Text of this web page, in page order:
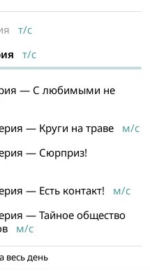
т/с
т/с
— С любимыми не
— Круги на траве м/с
— Сюрприз!
— Есть контакт! м/с
— Тайное общество
м/с
весь день